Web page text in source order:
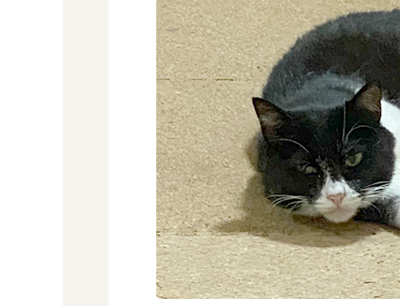
う。
4
ほ
ご
に
ゃ
ん
こ
ぼ
し
ゅ
う
ち
ゅ
う